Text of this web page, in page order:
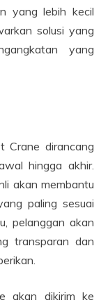
yang lebih kecil
solusi yang
yang
Crane dirancang
hingga akhir.
akan membantu
paling sesuai
pelanggan akan
transparan dan
akan dikirim ke